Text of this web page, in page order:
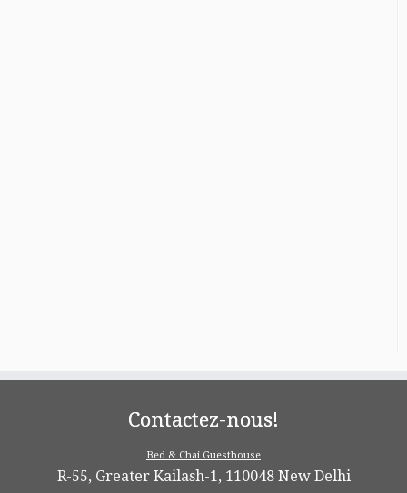
Contactez-nous!
Bed & Chai Guesthouse
R-55, Greater Kailash-1, 110048 New Delhi